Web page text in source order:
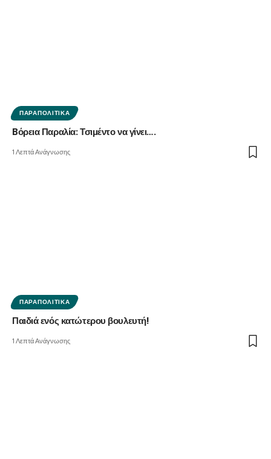
ΠΑΡΑΠΟΛΙΤΙΚΆ
Bόρεια Παραλία: Τσιμέντο να γίνει….
1 Λεπτά Ανάγνωσης
ΠΑΡΑΠΟΛΙΤΙΚΆ
Παιδιά ενός κατώτερου βουλευτή!
1 Λεπτά Ανάγνωσης